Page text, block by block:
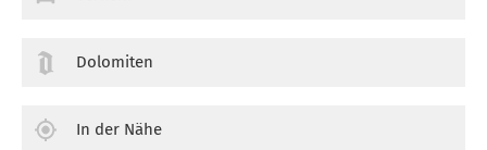
Dolomiten
In der Nähe